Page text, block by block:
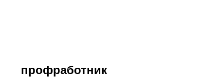
профработник